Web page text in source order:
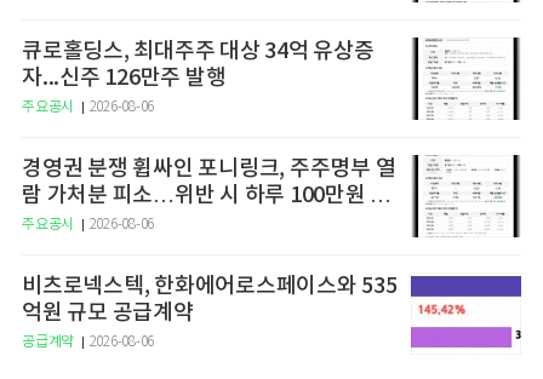
큐로홀딩스, 최대주주 대상 34억 유상증
자...신주 126만주 발행
주요공시 2026-08-06
경영권 분쟁 휩싸인 포니링크, 주주명부 열
람 가처분 피소…위반 시 하루 100만원 청
구
주요공시 2026-08-06
비츠로넥스텍, 한화에어로스페이스와 535
억원 규모 공급계약
공급계약 2026-08-06